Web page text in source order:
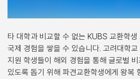
타 대학과 비교할 수 없는 KUBS 교환학
국제 경험을 쌓을 수 있습니다. 고려대학
지원 학생들이 해외 경험을 통해 글로벌
있도록 돕기 위해 파견교환학생에게 왕복